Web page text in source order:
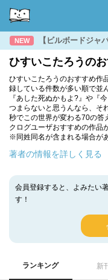
NEW 【ビルボードジャ
ひすいこたろうの
ひすいこたろうのおすすめ作
録している件数が多い順で並
『あした死ぬかもよ?』や『
つまらないと思うんなら、そ
秒でこの世界が変わる70の答
クログユーザおすすめの作品
※同姓同名が含まれる場合が
著者の情報を詳しく見る
会員登録すると、よみたい
す！
ランキング 新